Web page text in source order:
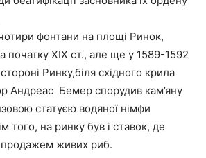
фонтани на площі Ринок,
початку ХІХ ст., але ще у 1589-1592
Ринку,біля східного крила
Андреас Бемер спорудив кам’яну
статуєю водяної німфи
того, на ринку був і ставок, де
живих риб.